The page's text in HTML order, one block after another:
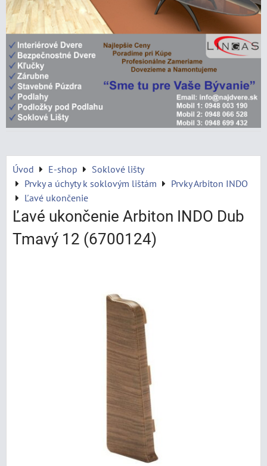
Úvod E-shop
Soklové lišty
Prvky a úchyty k soklovým lištám
Prvky Arbiton INDO
Ľavé ukončenie
Ľavé ukončenie Arbiton INDO Dub
Tmavý 12 (6700124)